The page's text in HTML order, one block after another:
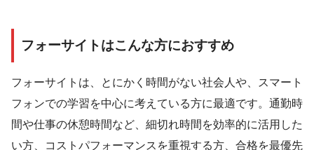
フォーサイトはこんな方におすすめ
フォーサイトは、とにかく時間がない社会人や、スマート
フォンでの学習を中心に考えている方に最適です。通勤時
間や仕事の休憩時間など、細切れ時間を効率的に活用した
い方、コストパフォーマンスを重視する方、合格を最優先